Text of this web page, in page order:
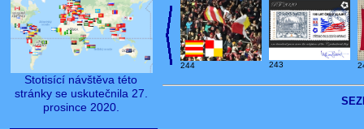
Stotisící návštěva této
stránky se uskutečnila 27.
prosince 2020.
244 243